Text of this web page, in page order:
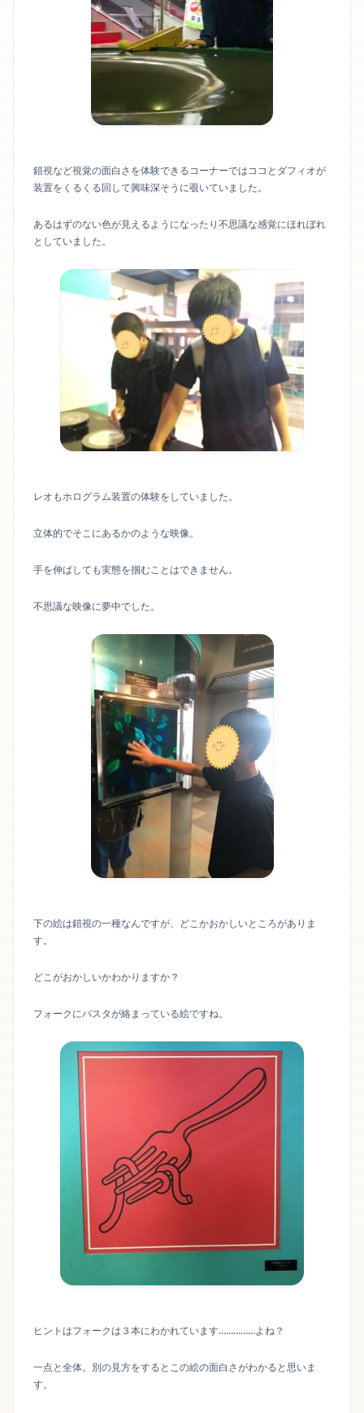
錯視など視覚の面白さを体験できるコーナーではココとダフィオが
装置をくるくる回して興味深そうに覗いていました。
あるはずのない色が見えるようになったり不思議な感覚にほれぼれ
としていました。
レオもホログラム装置の体験をしていました。
立体的でそこにあるかのような映像。
手を伸ばしても実態を掴むことはできません。
不思議な映像に夢中でした。
下の絵は錯視の一種なんですが、どこかおかしいところがありま
す。
どこがおかしいかわかりますか？
フォークにパスタが絡まっている絵ですね。
ヒントはフォークは３本にわかれています……………よね？
一点と全体。別の見方をするとこの絵の面白さがわかると思いま
す。